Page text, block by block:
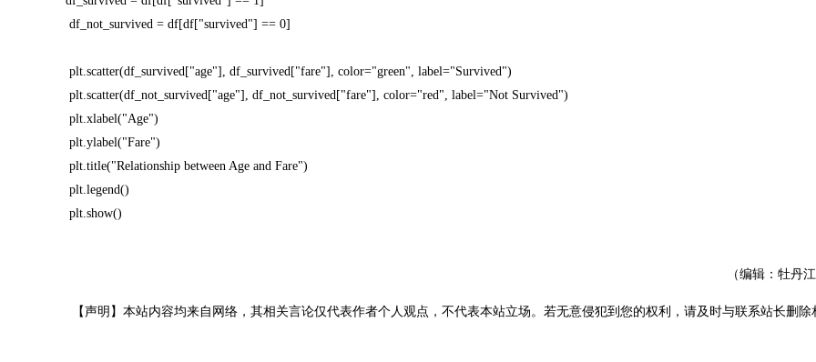
df_not_survived = df[df["survived"] == 0]
plt.scatter(df_survived["age"], df_survived["fare"], color="green", label="Survived")
plt.scatter(df_not_survived["age"], df_not_survived["fare"], color="red", label="Not Survived")
plt.xlabel("Age")
plt.ylabel("Fare")
plt.title("Relationship between Age and Fare")
plt.legend()
plt.show()
（编辑：牡丹
【声明】本站内容均来自网络，其相关言论仅代表作者个人观点，不代表本站立场。若无意侵犯到您的权利，请及时与联系站长删